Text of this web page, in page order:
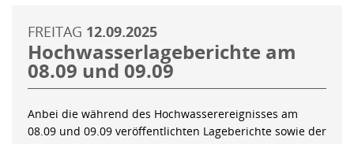
FREITAG 12.09.2025
Hochwasserlageberichte am
08.09 und 09.09
Anbei die während des Hochwasserereignisses am
08.09 und 09.09 veröffentlichten Lageberichte sowie der